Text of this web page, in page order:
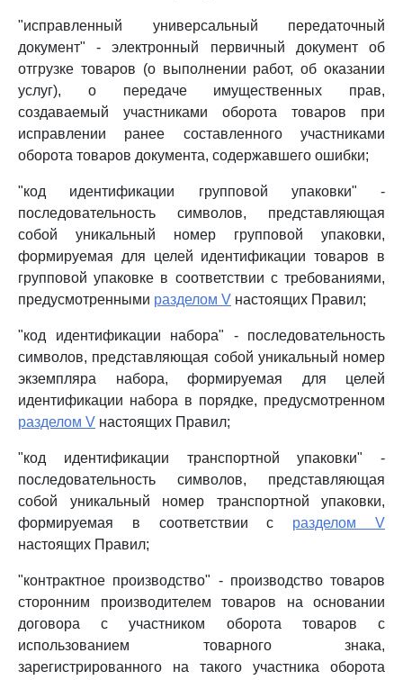
"исправленный универсальный передаточный
документ" - электронный первичный документ об
отгрузке товаров (о выполнении работ, об оказании
услуг), о передаче имущественных прав,
создаваемый участниками оборота товаров при
исправлении ранее составленного участниками
оборота товаров документа, содержавшего ошибки;
"код идентификации групповой упаковки" -
последовательность символов, представляющая
собой уникальный номер групповой упаковки,
формируемая для целей идентификации товаров в
групповой упаковке в соответствии с требованиями,
предусмотренными разделом V настоящих Правил;
"код идентификации набора" - последовательность
символов, представляющая собой уникальный номер
экземпляра набора, формируемая для целей
идентификации набора в порядке, предусмотренном
разделом V настоящих Правил;
"код идентификации транспортной упаковки" -
последовательность символов, представляющая
собой уникальный номер транспортной упаковки,
формируемая в соответствии с разделом V
настоящих Правил;
"контрактное производство" - производство товаров
сторонним производителем товаров на основании
договора с участником оборота товаров с
использованием товарного знака,
зарегистрированного на такого участника оборота